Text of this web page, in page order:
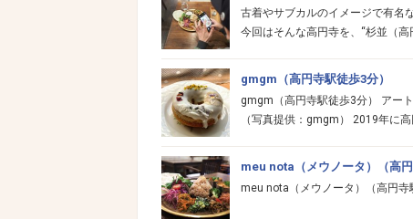
古着やサブカルのイメージで有名
今回はそんな高円寺を、“杉並（
gmgm（高円寺駅徒歩3分）
gmgm（高円寺駅徒歩3分） アー
（写真提供：gmgm） 2019年に
meu nota（メウノータ）（高円
meu nota（メウノータ）（高円